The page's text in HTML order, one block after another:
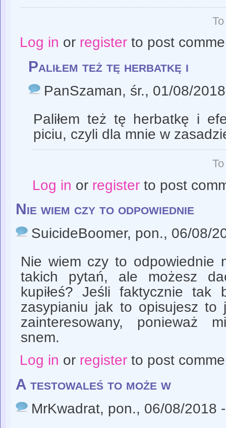
Log in or registerto post
Paliłem też tę herbatkę i
PanSzaman, śr., 01/08/
Paliłem też tę herbatkę i
piciu, czyli dla mnie w
Log in or registerto post
Nie wiem czy to odpowiednie
SuicideBoomer, pon., 06/08/
Nie wiem czy to odpowiednie
takich pytań, ale możesz
kupiłeś? Jeśli faktycznie tak
zasypianiu jak to opisujesz to
zainteresowany, ponieważ
snem.
Log in or registerto post
A testowaleś to może w
MrKwadrat, pon., 06/08/2018